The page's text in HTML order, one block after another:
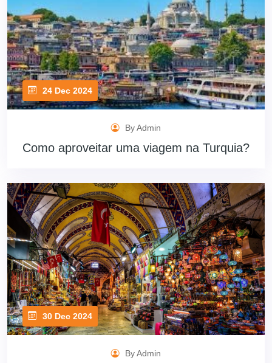
24 Dec 2024
By Admin
Como aproveitar uma viagem na Turquia?
30 Dec 2024
By Admin